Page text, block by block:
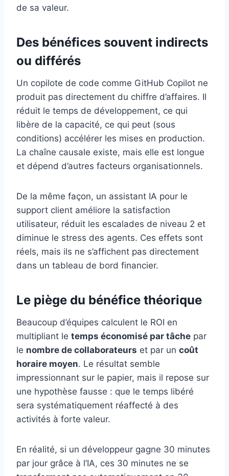
de sa valeur.
Des bénéfices souvent indirects
ou différés
Un copilote de code comme GitHub Copilot ne
produit pas directement du chiffre d’affaires. Il
réduit le temps de développement, ce qui
libère de la capacité, ce qui peut (sous
conditions) accélérer les mises en production.
La chaîne causale existe, mais elle est longue
et dépend d’autres facteurs organisationnels.
De la même façon, un assistant IA pour le
support client améliore la satisfaction
utilisateur, réduit les escalades de niveau 2 et
diminue le stress des agents. Ces effets sont
réels, mais ils ne s’affichent pas directement
dans un tableau de bord financier.
Le piège du bénéfice théorique
Beaucoup d’équipes calculent le ROI en
multipliant le temps économisé par tâche par
le nombre de collaborateurs et par un coût
horaire moyen. Le résultat semble
impressionnant sur le papier, mais il repose sur
une hypothèse fausse : que le temps libéré
sera systématiquement réaffecté à des
activités à forte valeur.
En réalité, si un développeur gagne 30 minutes
par jour grâce à l’IA, ces 30 minutes ne se